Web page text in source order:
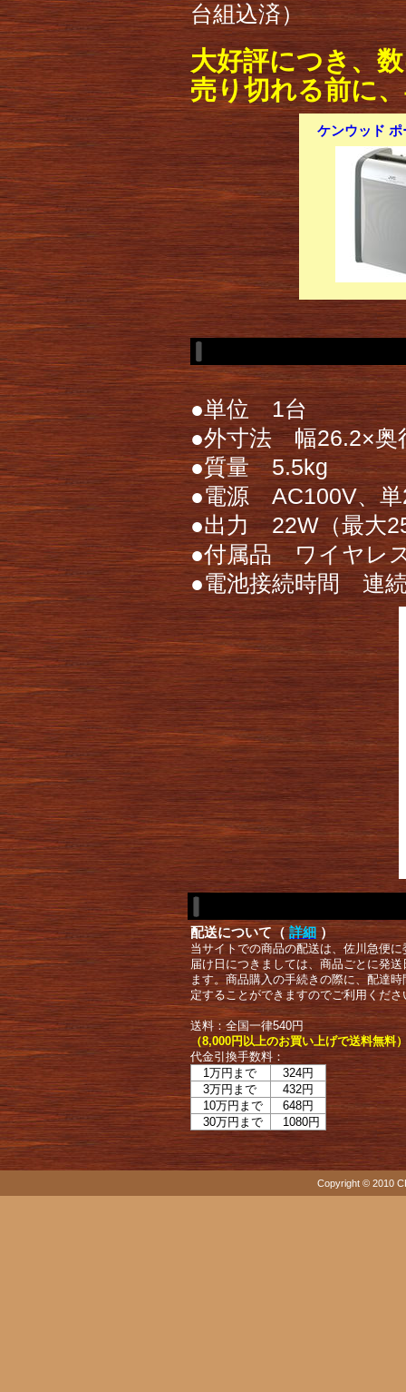
台組込済）
大好評につき、
売り切れる前に
ケンウッド
●単位 1台
●外寸法 幅26.2×奥
●質量 5.5kg
●電源 AC100V、単
●出力 22W（最大
●付属品 ワイヤレ
●電池接続時間 連
配送について（ 詳細 ）
当サイトでの商品の配送は、佐川急便
届け日につきましては、商品ごとに発
ます。商品購入の手続きの際に、配達
定することができますのでご利用くださ
送料：全国一律540円
（8,000円以上のお買い上げで送料無料
代金引換手数料：
1万円まで
324円
3万円まで
432円
10万円まで
648円
30万円まで
1080円
Copyright © 2010